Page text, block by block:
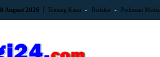
August 2026 Tentang Kami Redaksi Pedoman